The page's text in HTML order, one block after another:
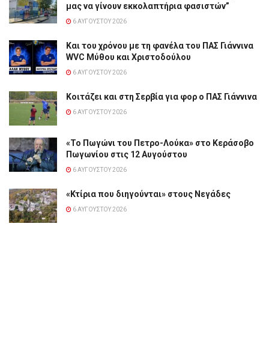
μας να γίνουν εκκολαπτήρια φασιστών”
6 ΑΥΓΟΎΣΤΟΥ 2026
Και του χρόνου με τη φανέλα του ΠΑΣ Γιάννινα
WVC Μύθου και Χριστοδούλου
6 ΑΥΓΟΎΣΤΟΥ 2026
Κοιτάζει και στη Σερβία για φορ ο ΠΑΣ Γιάννινα
6 ΑΥΓΟΎΣΤΟΥ 2026
«Το Πωγώνι του Πετρο-Λούκα» στο Κεράσοβο
Πωγωνίου στις 12 Αυγούστου
6 ΑΥΓΟΎΣΤΟΥ 2026
«Κτίρια που διηγούνται» στους Νεγάδες
6 ΑΥΓΟΎΣΤΟΥ 2026